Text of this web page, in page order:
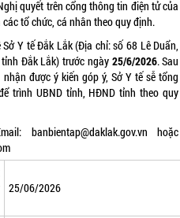
quyết trên cổng thông tin điện tử của
tổ chức, cá nhân theo quy định.
Y tế Đắk Lắk (Địa chỉ: số 68 Lê Duẩn,
Đắk Lắk) trước ngày 25/6/2026. Sau
được ý kiến góp ý, Sở Y tế sễ tổng
trình UBND tỉnh, HĐND tỉnh theo quy
banbientap@daklak.gov.vn hoặc
25/06/2026